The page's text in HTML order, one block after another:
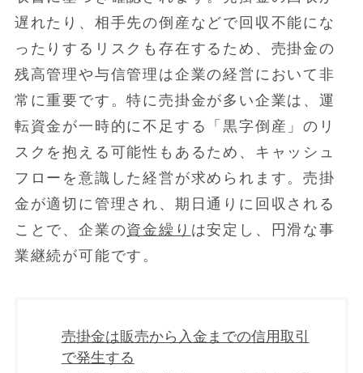
遅れたり、相手先の倒産などで回収不能にな
ったりするリスクも存在するため、売掛金の
残高管理や与信管理は企業の経営において非
常に重要です。特に売掛金が多い企業は、運
転資金が一時的に不足する「黒字倒産」のリ
スクを抱える可能性もあるため、キャッシュ
フローを意識した経営が求められます。売掛
金が適切に管理され、期日通りに回収される
ことで、企業の資金繰り は安定し、円滑な事
業継続が可能です。
売掛金は販売から入金までの信用取引
で発生する